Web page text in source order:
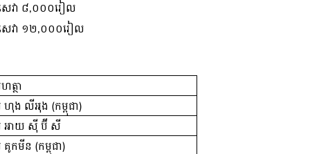
េវា ៨,០០០រៀល
េវា ១២,០០០រៀល
ត្ថា
ហុង​ លី​អុង​ (​កម្ពុជា​)
អាយ​ ស៊ី​ ប៊ី​ សី​
គូក​មីន​ (​កម្ពុជា​)